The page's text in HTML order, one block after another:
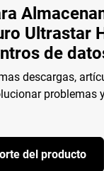
Ultrastar
de
descargas,
problemas
del producto